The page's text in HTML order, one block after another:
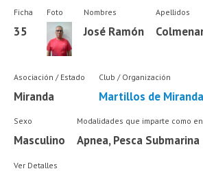
Ficha
35
Foto Nombres
José Ramón
Apellidos
Asociación / Estado
Miranda
Club / Organización
Martillos de Miranda
Sexo
Masculino
Modalidades que imparte como
Apnea, Pesca Submarina
Ver Detalles